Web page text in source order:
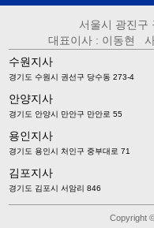
서울시 광진구
대표이사 : 이동현
수원지사
경기도 수원시 권선구 당수동 273-4
안양지사
경기도 안양시 만안구 만안로 55
용인지사
경기도 용인시 처인구 중부대로 71
김포지사
경기도 김포시 서암리 846
Copyright